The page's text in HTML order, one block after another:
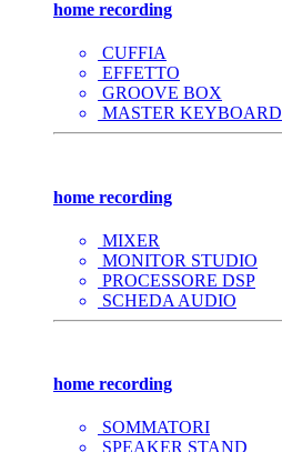
home recording
CUFFIA
EFFETTO
GROOVE BOX
MASTER KEYBOARD
home recording
MIXER
MONITOR STUDIO
PROCESSORE DSP
SCHEDA AUDIO
home recording
SOMMATORI